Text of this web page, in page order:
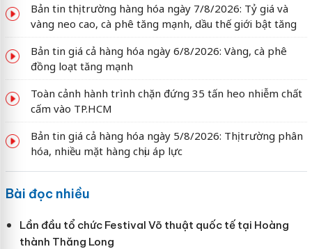
Bản tin thị trường hàng hóa ngày 7/8/2026: Tỷ giá và
vàng neo cao, cà phê tăng mạnh, dầu thế giới bật tăng
Bản tin giá cả hàng hóa ngày 6/8/2026: Vàng, cà phê
đồng loạt tăng mạnh
Toàn cảnh hành trình chặn đứng 35 tấn heo nhiễm chất
cấm vào TP.HCM
Bản tin giá cả hàng hóa ngày 5/8/2026: Thị trường phân
hóa, nhiều mặt hàng chịu áp lực
Bài đọc nhiều
Lần đầu tổ chức Festival Võ thuật quốc tế tại Hoàng
thành Thăng Long